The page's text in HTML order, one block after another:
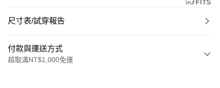
尺寸表/試穿報告
付款與運送方式
超取滿NT$1,000免運